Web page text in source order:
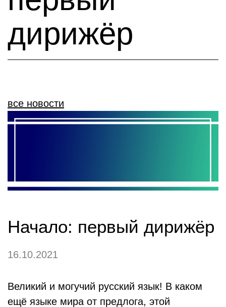
дирижёр
все новости
Начало: первый дирижёр
16.10.2021
Великий и могучий русский язык! В каком
ещё языке мира от предлога, этой